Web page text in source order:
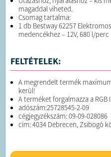
magaddal viheted.
Csomag tartalma:
1 db Bestway 62257
medencékhez – 12V, 680 l/perc
FELTÉTELEK:
A megrendelt termék
kerül!
A terméket forgalmazza a
adószám:25728545-2-09
cégjegyzékszám: 09-09-028086
cím: 4034 Debrecen, Zsibogó